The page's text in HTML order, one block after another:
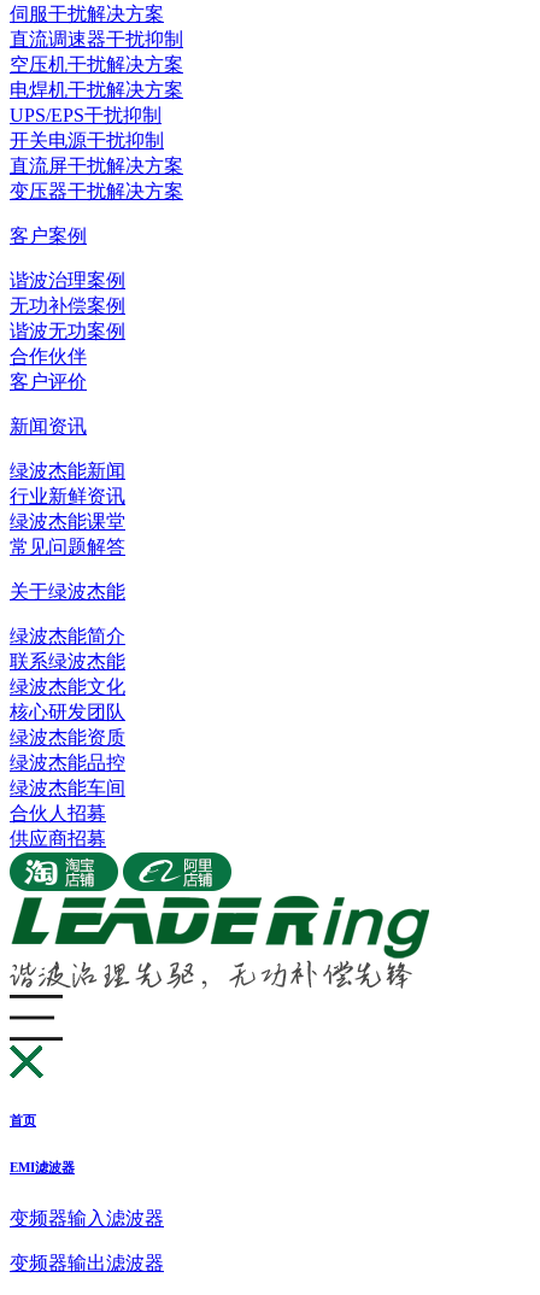
伺服干扰解决方案
直流调速器干扰抑制
空压机干扰解决方案
电焊机干扰解决方案
UPS/EPS干扰抑制
开关电源干扰抑制
直流屏干扰解决方案
变压器干扰解决方案
客户案例
谐波治理案例
无功补偿案例
谐波无功案例
合作伙伴
客户评价
新闻资讯
绿波杰能新闻
行业新鲜资讯
绿波杰能课堂
常见问题解答
关于绿波杰能
绿波杰能简介
联系绿波杰能
绿波杰能文化
核心研发团队
绿波杰能资质
绿波杰能品控
绿波杰能车间
合伙人招募
供应商招募
首页
EMI滤波器
变频器输入滤波器
变频器输出滤波器